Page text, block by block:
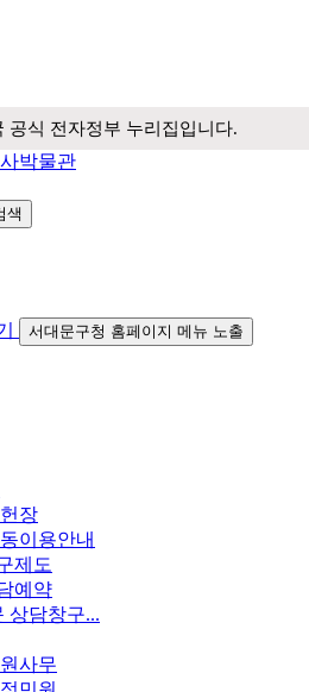
공식 전자정부 누리집입니다.
박물관
색
서대문구청 홈페이지 메뉴 노출
장
이용안내
제도
예약
상담창구...
사무